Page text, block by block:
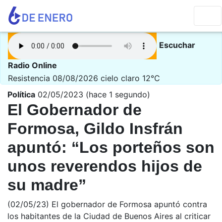
Escuchar
Radio Online
Resistencia 08/08/2026 cielo claro 12°C
Política 02/05/2023 (hace 1 segundo)
El Gobernador de
Formosa, Gildo Insfrán
apuntó: “Los porteños son
unos reverendos hijos de
su madre”
(02/05/23) El gobernador de Formosa apuntó contra
los habitantes de la Ciudad de Buenos Aires al criticar